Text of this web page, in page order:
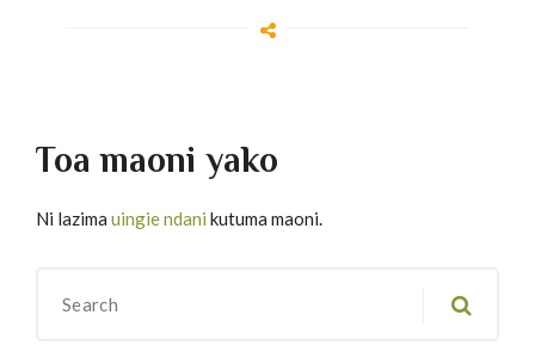
Toa maoni yako
Ni lazima uingie ndani kutuma maoni.